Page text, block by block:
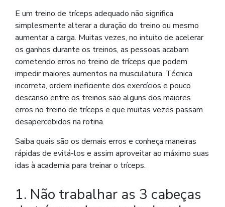
E um treino de tríceps adequado não significa
simplesmente alterar a duração do treino ou mesmo
aumentar a carga. Muitas vezes, no intuito de acelerar
os ganhos durante os treinos, as pessoas acabam
cometendo erros no treino de tríceps que podem
impedir maiores aumentos na musculatura. Técnica
incorreta, ordem ineficiente dos exercícios e pouco
descanso entre os treinos são alguns dos maiores
erros no treino de tríceps e que muitas vezes passam
desapercebidos na rotina.
Saiba quais são os demais erros e conheça maneiras
rápidas de evitá-los e assim aproveitar ao máximo suas
idas à academia para treinar o tríceps.
1. Não trabalhar as 3 cabeças